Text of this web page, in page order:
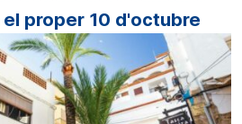
proper 10 d'octubre